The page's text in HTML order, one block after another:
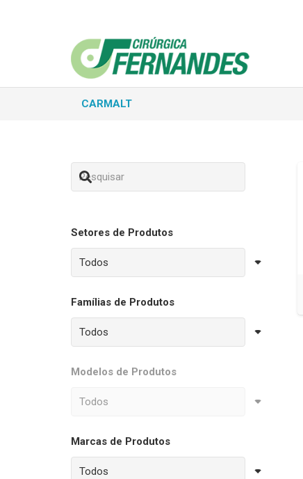
CARMALT
Setores de Produtos
Famílias de Produtos
Modelos de Produtos
Marcas de Produtos